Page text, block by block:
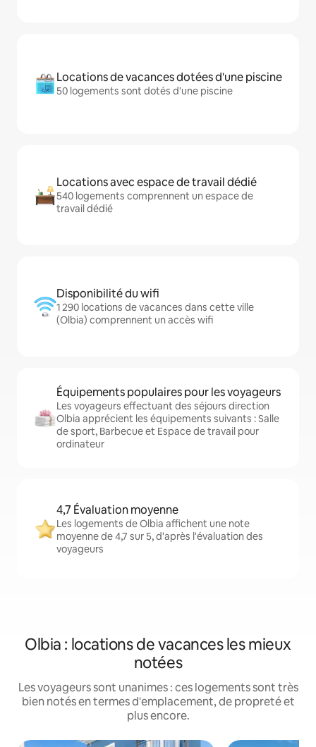
Locations de vacances dotées d'une piscine
50 logements sont dotés d'une piscine
Locations avec espace de travail dédié
540 logements comprennent un espace de
travail dédié
Disponibilité du wifi
1 290 locations de vacances dans cette ville
(Olbia) comprennent un accès wifi
Équipements populaires pour les voyageurs
Les voyageurs effectuant des séjours direction
Olbia apprécient les équipements suivants : Salle
de sport, Barbecue et Espace de travail pour
ordinateur
4,7 Évaluation moyenne
Les logements de Olbia affichent une note
moyenne de 4,7 sur 5, d'après l'évaluation des
voyageurs
Olbia : locations de vacances les mieux
notées
Les voyageurs sont unanimes : ces logements sont très
bien notés en termes d'emplacement, de propreté et
plus encore.